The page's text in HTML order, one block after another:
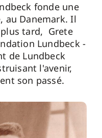
fonde une
au Danemark. Il
tard, Grete
Lundbeck -
de Lundbeck
l'avenir,
son passé.